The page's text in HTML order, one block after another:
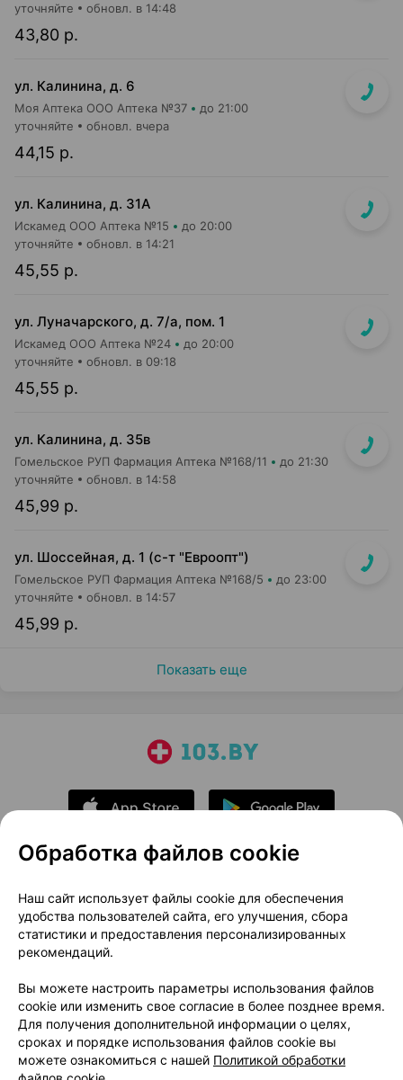
43,80 р.
уточняйте обновл. в 14:48
ул. Калинина, д. 6
Моя Аптека ООО Аптека №37 до 21:00
44,15 р.
уточняйте обновл. вчера
ул. Калинина, д. 31А
Искамед ООО Аптека №15 до 20:00
45,55 р.
уточняйте обновл. в 14:21
ул. Луначарского, д. 7/а, пом. 1
Искамед ООО Аптека №24 до 20:00
45,55 р.
уточняйте обновл. в 09:18
ул. Калинина, д. 35в
Гомельское РУП Фармация Аптека №168/11 до 21:30
45,99 р.
уточняйте обновл. в 14:58
ул. Шоссейная, д. 1 (с-т "Евроопт")
Гомельское РУП Фармация Аптека №168/5 до 23:00
45,99 р.
уточняйте обновл. в 14:57
Показать еще
О проекте
Новости проекта
Размещение рекламы
Медицинский маркетинг
Публичный договор
Доставка
Способы оплаты
Вакансии
Партнеры
Написать руководителю 103.by
Написать в поддержку
Персональные настройки Cookie
Обработка файлов cookie
Наш сайт использует файлы cookie для обеспечения
удобства пользователей сайта, его улучшения, сбора
статистики и предоставления персонализированных
рекомендаций.
Вы можете настроить параметры использования файлов
cookie или изменить свое согласие в более позднее время.
Для получения дополнительной информации о целях,
сроках и порядке использования файлов cookie вы
можете ознакомиться с нашей Политикой обработки